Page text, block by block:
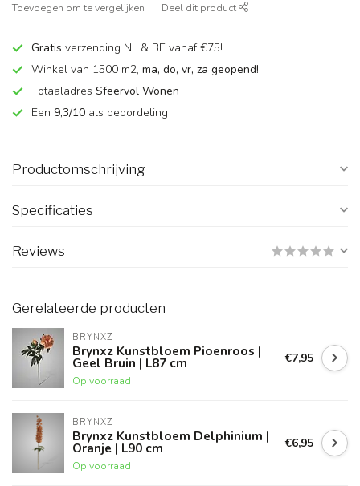
Toevoegen om te vergelijken Deel dit product
Gratis verzending NL & BE vanaf €75!
Winkel van 1500 m2, ma, do, vr, za geopend!
Totaaladres Sfeervol Wonen
Een 9,3/10 als beoordeling
Productomschrijving
Specificaties
Reviews
Gerelateerde producten
BRYNXZ
Brynxz Kunstbloem Pioenroos |
Geel Bruin | L87 cm
Op voorraad
€7,95
BRYNXZ
Brynxz Kunstbloem Delphinium |
Oranje | L90 cm
Op voorraad
€6,95